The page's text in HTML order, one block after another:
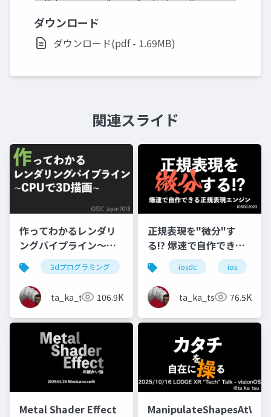
ダウンロード
ダウンロード(pdf - 1.69MB)
関連スライド
作ってわかるレンダリ
ングパイプライン〜
CPUで3D描画〜
3dプログラミング ios iosdc
ta_ka_tsu 106.9K
正規表現を"微分"す
る!? 爆速で自作できる
正規表現エンジン
iosdc ios
ta_ka_tsu 76.5K
Metal Shader Effect
ManipulateShapesAtWill